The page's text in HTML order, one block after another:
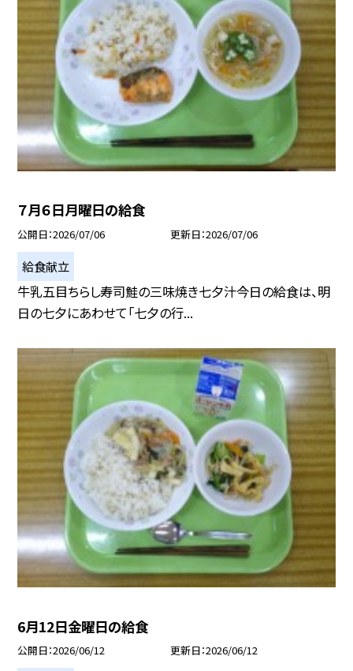
７月６日月曜日の給食
公開日 2026/07/06 更新日 2026/07/06
給食献立
牛乳五目ちらし寿司鮭の三味焼き七夕汁今日の給食は、明
日の七夕にあわせて「七夕の行...
6月12日金曜日の給食
公開日 2026/06/12 更新日 2026/06/12